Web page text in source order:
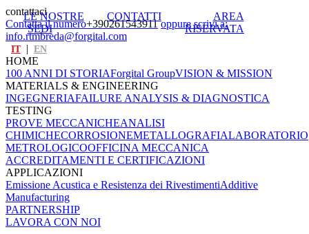
contattaci
Contatta il numero+390261543911 oppure scrivi a:
info.rtmbreda@forgital.com
IT | EN
LE NOSTRE
SEDI
CONTATTI
AREA
RISERVATA
HOME
100 ANNI DI STORIAForgital GroupVISION & MISSION
MATERIALS & ENGINEERING
INGEGNERIAFAILURE ANALYSIS & DIAGNOSTICA
TESTING
PROVE MECCANICHEANALISI
CHIMICHECORROSIONEMETALLOGRAFIALABORATORIO
METROLOGICOOFFICINA MECCANICA
ACCREDITAMENTI E CERTIFICAZIONI
APPLICAZIONI
Emissione Acustica e Resistenza dei RivestimentiAdditive
Manufacturing
PARTNERSHIP
LAVORA CON NOI